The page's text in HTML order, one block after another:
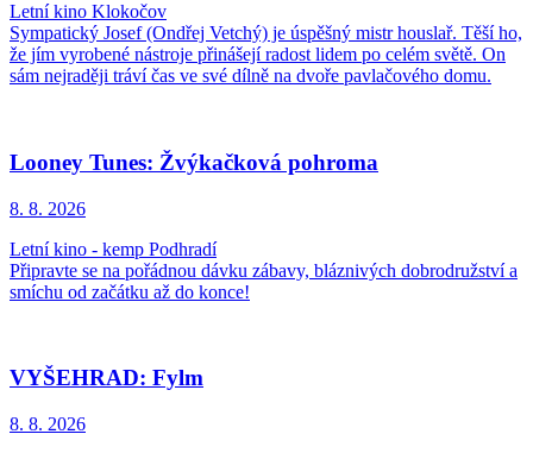
Letní kino Klokočov
Sympatický Josef (Ondřej Vetchý) je úspěšný mistr houslař. Těší ho,
že jím vyrobené nástroje přinášejí radost lidem po celém světě. On
sám nejraději tráví čas ve své dílně na dvoře pavlačového domu.
Looney Tunes: Žvýkačková pohroma
8. 8. 2026
Letní kino - kemp Podhradí
Připravte se na pořádnou dávku zábavy, bláznivých dobrodružství a
smíchu od začátku až do konce!
VYŠEHRAD: Fylm
8. 8. 2026